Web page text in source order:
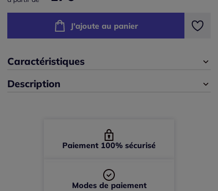
38/40 -
En stock
46/48 -En stock
50/52 -En stock
J'ajoute au panier
Caractéristiques
Description
Paiement 100% sécurisé
Modes de paiement